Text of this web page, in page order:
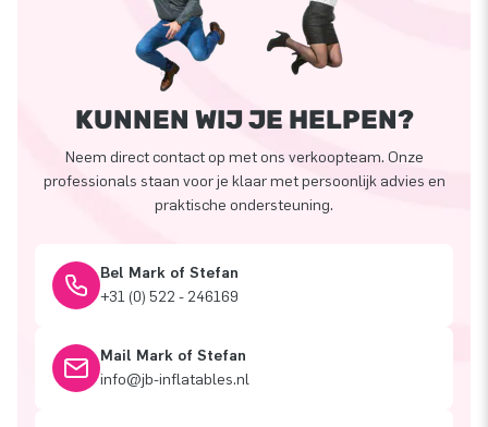
KUNNEN WIJ JE HELPEN?
Neem direct contact op met ons verkoopteam. Onze
professionals staan voor je klaar met persoonlijk advies en
praktische ondersteuning.
Bel Mark of Stefan
+31 (0) 522 - 246169
Mail Mark of Stefan
info@jb-inflatables.nl